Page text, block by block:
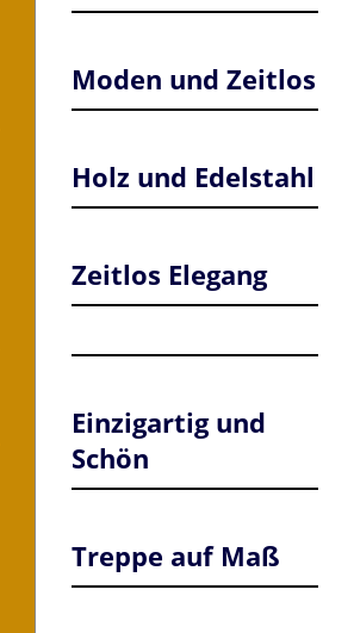
Moden und Zeitlos
Holz und Edelstahl
Zeitlos Elegang
Einzigartig und
Schön
Treppe auf Maß